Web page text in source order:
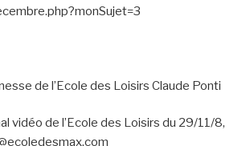
de l’Ecole des Loisirs Claude Ponti
vidéo de l’Ecole des Loisirs du 29/11/8,